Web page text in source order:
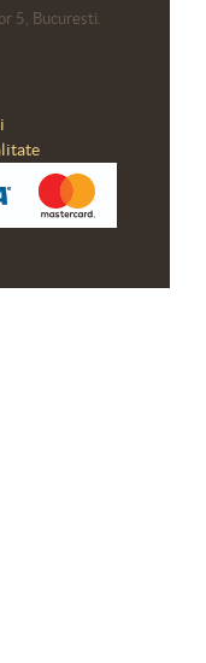
5, Bucuresti.